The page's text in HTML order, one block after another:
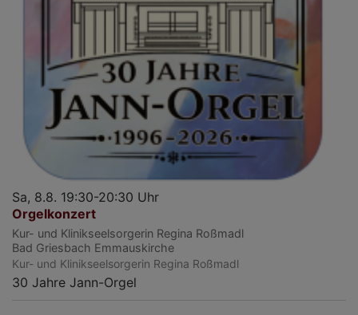
Sa, 8.8. 19:30-20:30 Uhr
Orgelkonzert
Kur- und Klinikseelsorgerin Regina Roßmadl
Bad Griesbach Emmauskirche
Kur- und Klinikseelsorgerin Regina Roßmadl
30 Jahre Jann-Orgel